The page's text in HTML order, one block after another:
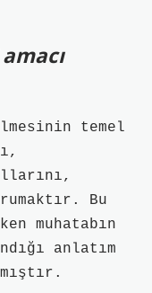
temel
Bu
muhatabın
anlatım